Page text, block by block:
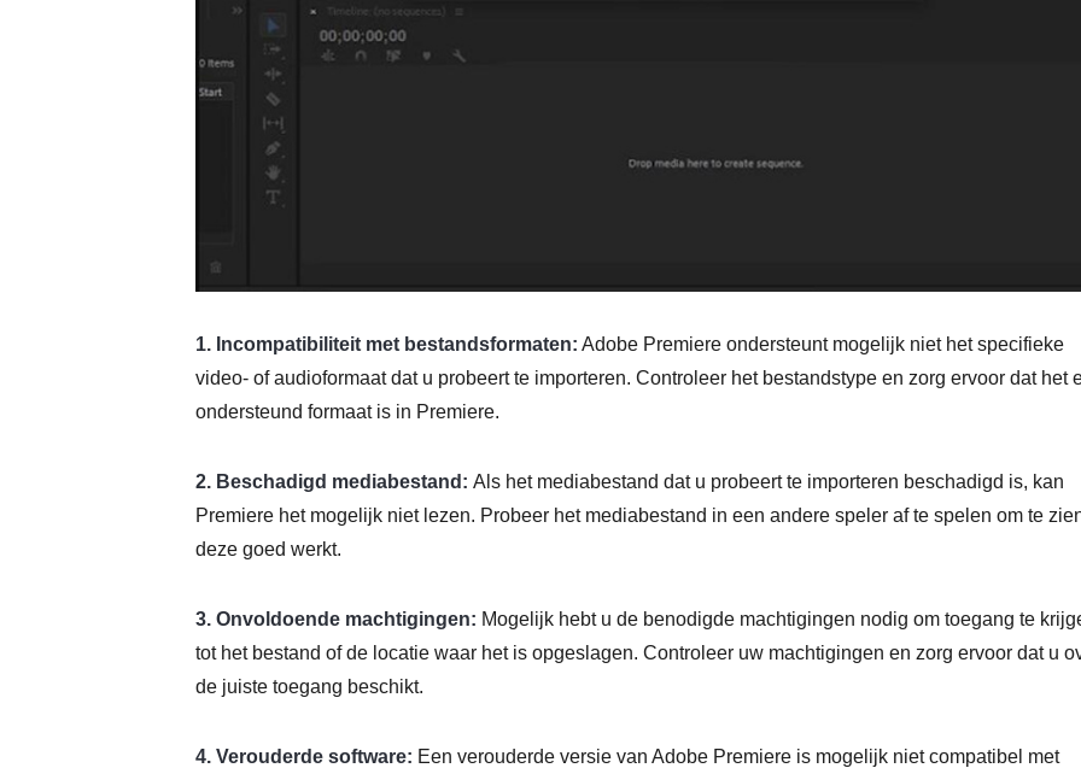
1. Incompatibiliteit met bestandsformaten: Adobe Premiere ondersteunt mogelijk niet het specifieke
video- of audioformaat dat u probeert te importeren. Controleer het bestandstype en zorg ervoor dat het
ondersteund formaat is in Premiere.
2. Beschadigd mediabestand: Als het mediabestand dat u probeert te importeren beschadigd is, kan
Premiere het mogelijk niet lezen. Probeer het mediabestand in een andere speler af te spelen om te
deze goed werkt.
3. Onvoldoende machtigingen: Mogelijk hebt u de benodigde machtigingen nodig om toegang te
tot het bestand of de locatie waar het is opgeslagen. Controleer uw machtigingen en zorg ervoor dat u
de juiste toegang beschikt.
4. Verouderde software: Een verouderde versie van Adobe Premiere is mogelijk niet compatibel met